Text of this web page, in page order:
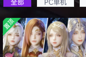
Horizon
6）免安装
中文版
免安
文版
欢迎V****y
欢迎
l***g 签到
w******g
置顶